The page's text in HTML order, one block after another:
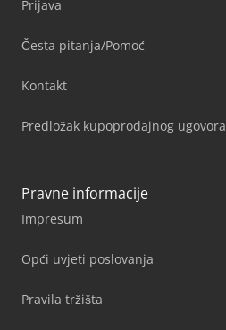
Prijava
Česta pitanja/Pomoć
Kontakt
Predložak kupoprodajnog ugovora
Pravne informacije
Impresum
Opći uvjeti poslovanja
Pravila tržišta